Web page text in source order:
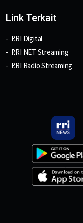
Link Terkait
RRI Digital
RRI NET Streaming
RRI Radio Streaming